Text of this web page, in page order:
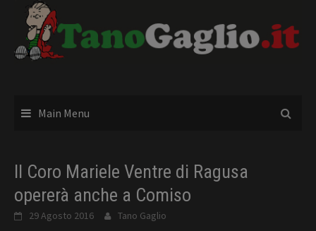
content
Main Menu
Il Coro Mariele Ventre di Ragusa
opererà anche a Comiso
29 Agosto 2016 Tano Gaglio